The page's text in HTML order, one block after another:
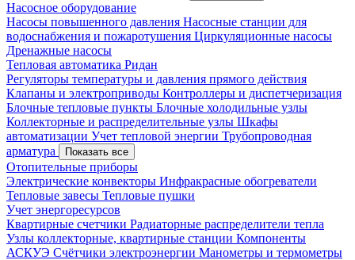
Насосное оборудование
Насосы повышенного давления Насосные станции для
водоснабжения и пожаротушения Циркуляционные насосы
Дренажные насосы
Тепловая автоматика Ридан
Регуляторы температуры и давления прямого действия
Клапаны и электроприводы Контроллеры и диспетчеризация
Блочные тепловые пункты Блочные холодильные узлы
Коллекторные и распределительные узлы Шкафы
автоматизации Учет тепловой энергии Трубопроводная
арматура
Показать все
Отопительные приборы
Электрические конвекторы Инфракрасные обогреватели
Тепловые завесы Тепловые пушки
Учет энергоресурсов
Квартирные счетчики Радиаторные распределители тепла
Узлы коллекторные, квартирные станции Компоненты
АСКУЭ Счётчики электроэнергии Манометры и термометры